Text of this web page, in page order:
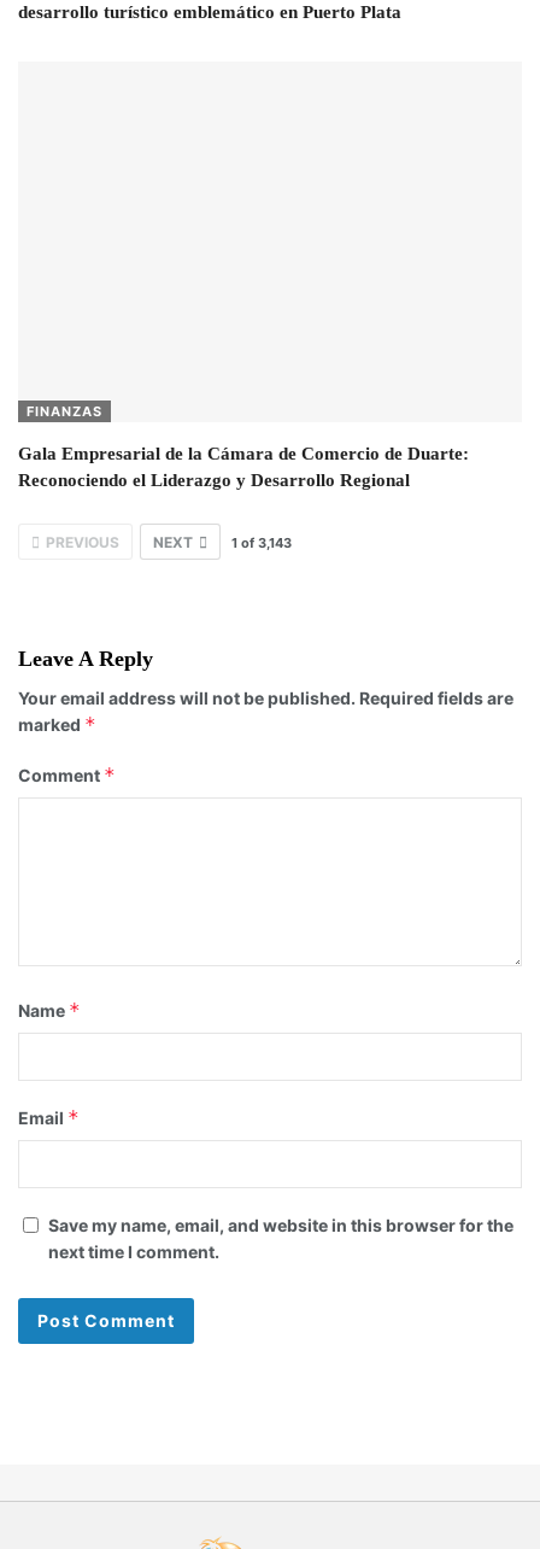
desarrollo turístico emblemático en Puerto Plata
FINANZAS
Gala Empresarial de la Cámara de Comercio de Duarte:
Reconociendo el Liderazgo y Desarrollo Regional
PREVIOUS NEXT 1 of 3,143
Leave A Reply
Your email address will not be published. Required fields are
marked *
Comment *
Name *
Email *
Save my name, email, and website in this browser for the
next time I comment.